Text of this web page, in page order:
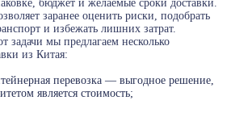
бюджет и желаемые сроки доставки.
заранее оценить риски, подобрать
и избежать лишних затрат.
задачи мы предлагаем несколько
из Китая:
перевозка — выгодное решение,
является стоимость;